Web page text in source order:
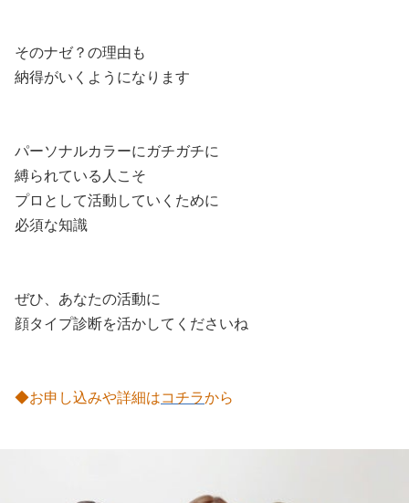
そのナゼ？の理由も
納得がいくようになります
パーソナルカラーにガチガチに
縛られている人こそ
プロとして活動していくために
必須な知識
ぜひ、あなたの活動に
顔タイプ診断を活かしてくださいね
◆お申し込みや詳細はコチラから